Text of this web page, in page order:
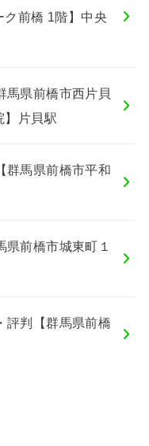
前橋 1階】中央
馬県前橋市西片貝
】片貝駅
群馬県前橋市平和
前橋市城東町１
評判【群馬県前橋